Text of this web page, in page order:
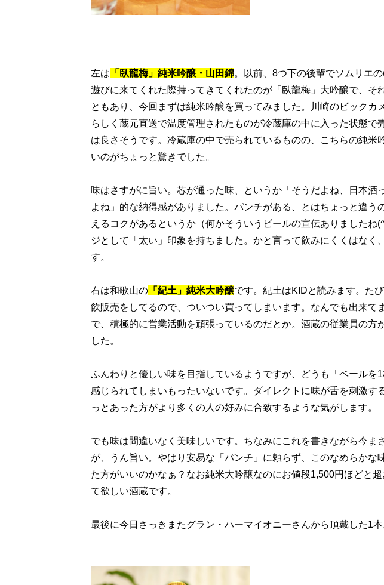
左は 「臥龍梅」純米吟醸・山田錦。以前、8つ下の後輩でソムリエ
遊びに来てくれた際持ってきてくれたのが「臥龍梅」大吟醸で、そ
ともあり、今回まずは純米吟醸を買ってみました。川崎のビックカ
らしく蔵元直送で温度管理されたものが冷蔵庫の中に入った状態で
は良さそうです。冷蔵庫の中で売られているものの、こちらの純米
いのがちょっと驚きでした。
味はさすがに旨い。芯が通った味、というか「そうだよね、日本酒
よね」的な納得感がありました。パンチがある、とはちょっと違う
えるコクがあるというか（何かそういうビールの宣伝ありましたね
ジとして「太い」印象を持ちました。かと言って飲みにくくはなく
す。
右は和歌山の 「紀土」純米大吟醸です。紀土はKIDと読みます。た
飲販売をしてるので、ついつい買ってしまいます。なんでも出来て
で、積極的に営業活動を頑張っているのだとか。酒蔵の従業員の方
した。
ふんわりと優しい味を目指しているようですが、どうも「ベールを
感じられてしまいもったいないです。ダイレクトに味が舌を刺激す
っとあった方がより多くの人の好みに合致するような気がします。
でも味は間違いなく美味しいです。ちなみにこれを書きながら今ま
が、うん旨い。やはり安易な「パンチ」に頼らず、このなめらかな
た方がいいのかなぁ？なお純米大吟醸なのにお値段1,500円ほどと
て欲しい酒蔵です。
最後に今日さっきまたグラン・ハーマイオニーさんから頂戴した1本